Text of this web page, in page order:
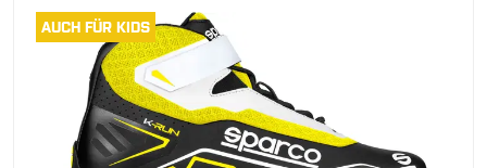
AUCH FÜR KIDS